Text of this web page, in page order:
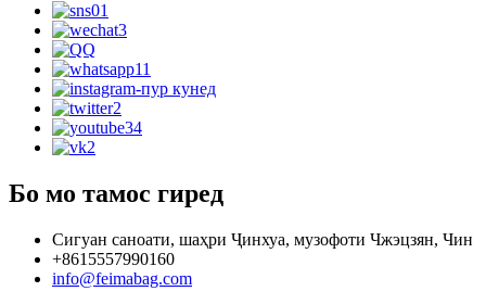
Бо мо тамос гиред
Сигуан саноати, шаҳри Ҷинхуа, музофоти Чжэцзян, Чин
+8615557990160
info@feimabag.com